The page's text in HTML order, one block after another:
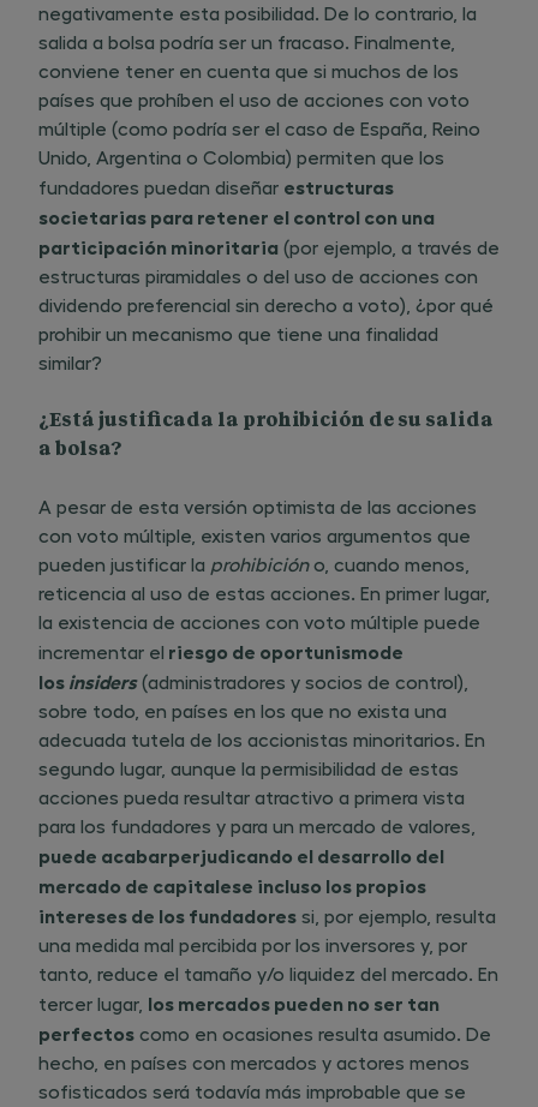
negativamente esta posibilidad. De lo contrario, la
salida a bolsa podría ser un fracaso. Finalmente,
conviene tener en cuenta que si muchos de los
países que prohíben el uso de acciones con voto
múltiple (como podría ser el caso de España, Reino
Unido, Argentina o Colombia) permiten que los
fundadores puedan diseñar ​ estructuras
societarias para retener el control con una
participación minoritaria (por ejemplo, a través de
estructuras piramidales o del uso de acciones con
dividendo preferencial sin derecho a voto), ¿por qué
prohibir un mecanismo que tiene una finalidad
similar?
¿Está justificada la prohibición de su salida
a bolsa?
A pesar de esta versión optimista de las acciones
con voto múltiple, existen varios argumentos que
pueden justificar la prohibicióno, cuando menos,
reticencia al uso de estas acciones. En primer lugar,
la existencia de acciones con voto múltiple puede
incrementar el​ riesgo de oportunismode
los insiders(administradores y socios de control),
sobre todo, en países en los que no exista una
adecuada tutela de los accionistas minoritarios. En
segundo lugar, aunque la permisibilidad de estas
acciones pueda resultar atractivo a primera vista
para los fundadores y para un mercado de valores, ​
puede acabarperjudicando el desarrollo del
mercado de capitalese incluso los propios
intereses de los fundadores si, por ejemplo, resulta
una medida mal percibida por los inversores y, por
tanto, reduce el tamaño y/o liquidez del mercado. En
tercer lugar, ​ los mercados pueden no ser tan
perfectos como en ocasiones resulta asumido. De
hecho, en países con mercados y actores menos
sofisticados será todavía más improbable que se